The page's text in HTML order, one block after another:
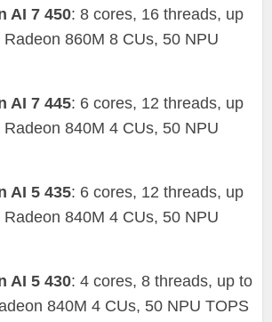
AI 7 450: 8 cores, 16 threads, up
860M 8 CUs, 50 NPU
AI 7 445: 6 cores, 12 threads, up
840M 4 CUs, 50 NPU
AI 5 435: 6 cores, 12 threads, up
840M 4 CUs, 50 NPU
AI 5 430: 4 cores, 8 threads, up to
840M 4 CUs, 50 NPU TOPS